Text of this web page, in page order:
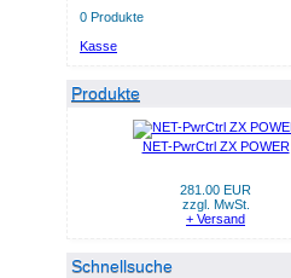
0 Produkte
Kasse
Produkte
NET-PwrCtrl ZX POWER
281.00 EUR
zzgl. MwSt.
+ Versand
Schnellsuche